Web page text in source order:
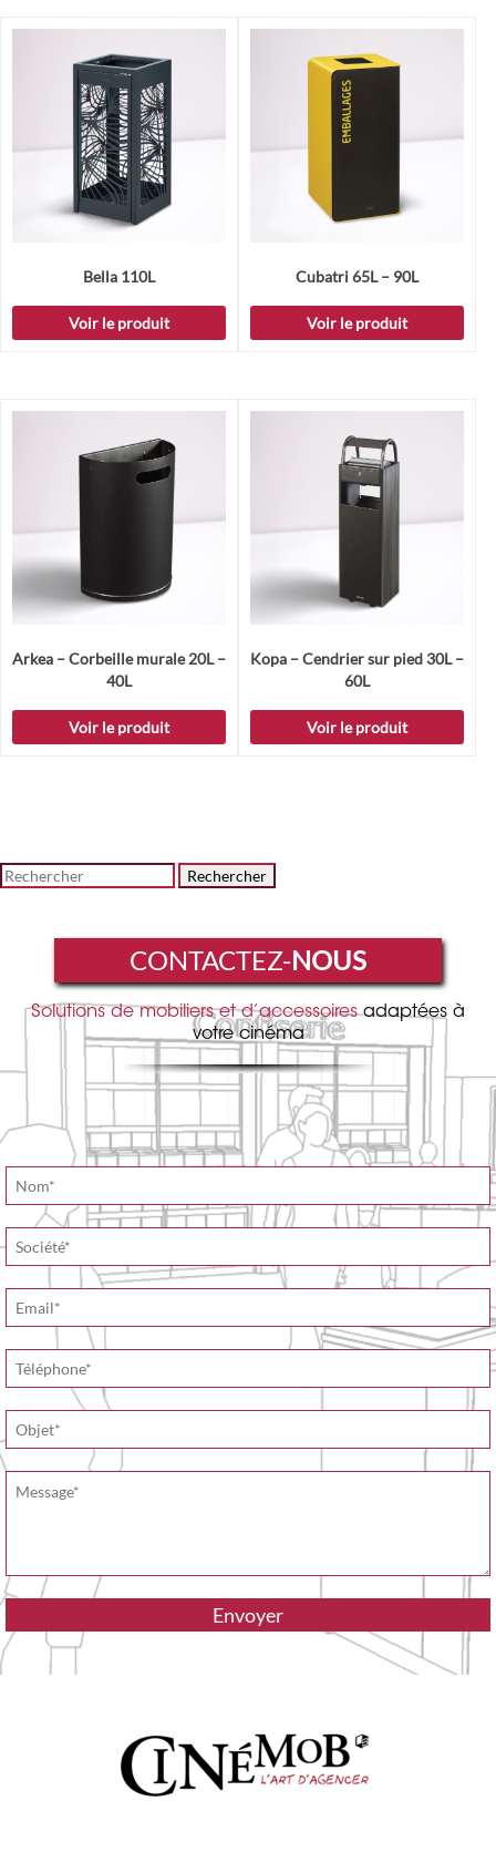
Bella 110L
Voir le produit
Cubatri 65L – 90L
Voir le produit
Arkea – Corbeille murale 20L –
40L
Voir le produit
Kopa – Cendrier sur pied 30L –
60L
Voir le produit
Rechercher
CONTACTEZ-NOUS
Solutions de mobiliers et d’accessoiresadaptées à
votre cinéma